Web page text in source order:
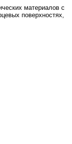
материалов с
поверхностях,